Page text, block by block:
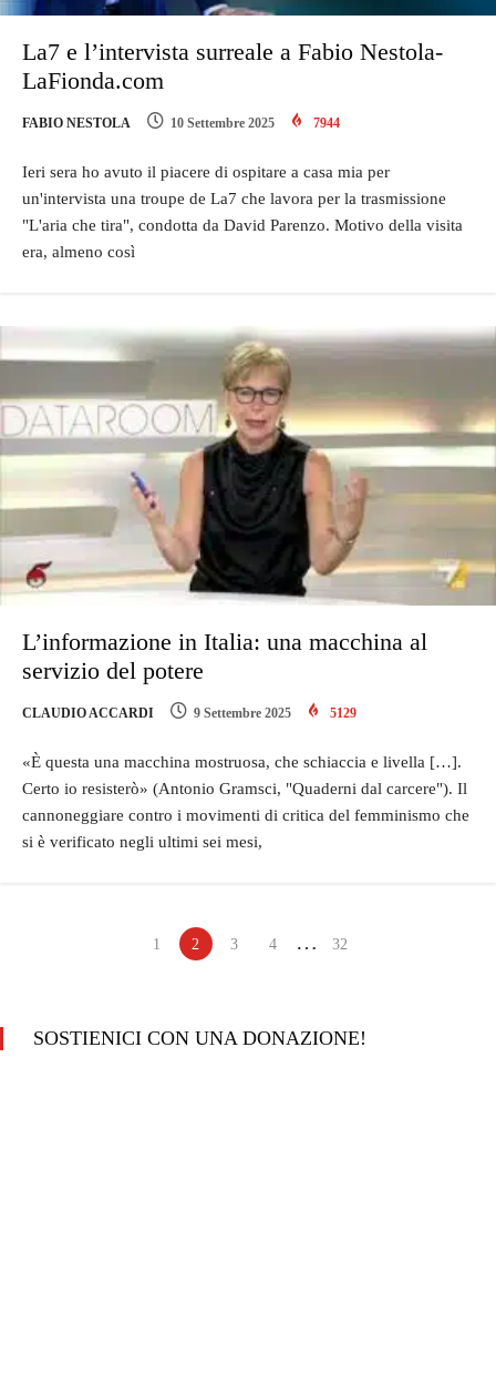
La7 e l’intervista surreale a Fabio Nestola-
LaFionda.com
FABIO NESTOLA 10 Settembre 2025 7944
Ieri sera ho avuto il piacere di ospitare a casa mia per
un'intervista una troupe de La7 che lavora per la trasmissione
"L'aria che tira", condotta da David Parenzo. Motivo della visita
era, almeno così
L’informazione in Italia: una macchina al
servizio del potere
CLAUDIO ACCARDI 9 Settembre 2025 5129
«È questa una macchina mostruosa, che schiaccia e livella […].
Certo io resisterò»­­ (Antonio Gramsci, "Quaderni dal carcere"). Il
cannoneggiare contro i movimenti di critica del femminismo che
si è verificato negli ultimi sei mesi,
1 2 3 4 … 32
SOSTIENICI CON UNA DONAZIONE!